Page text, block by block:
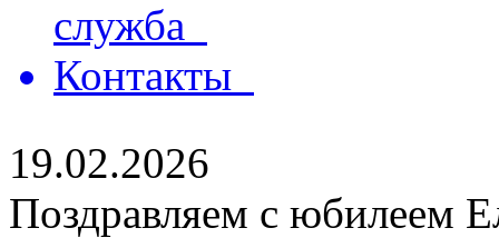
служба
Контакты
19.02.2026
Поздравляем с юбилеем